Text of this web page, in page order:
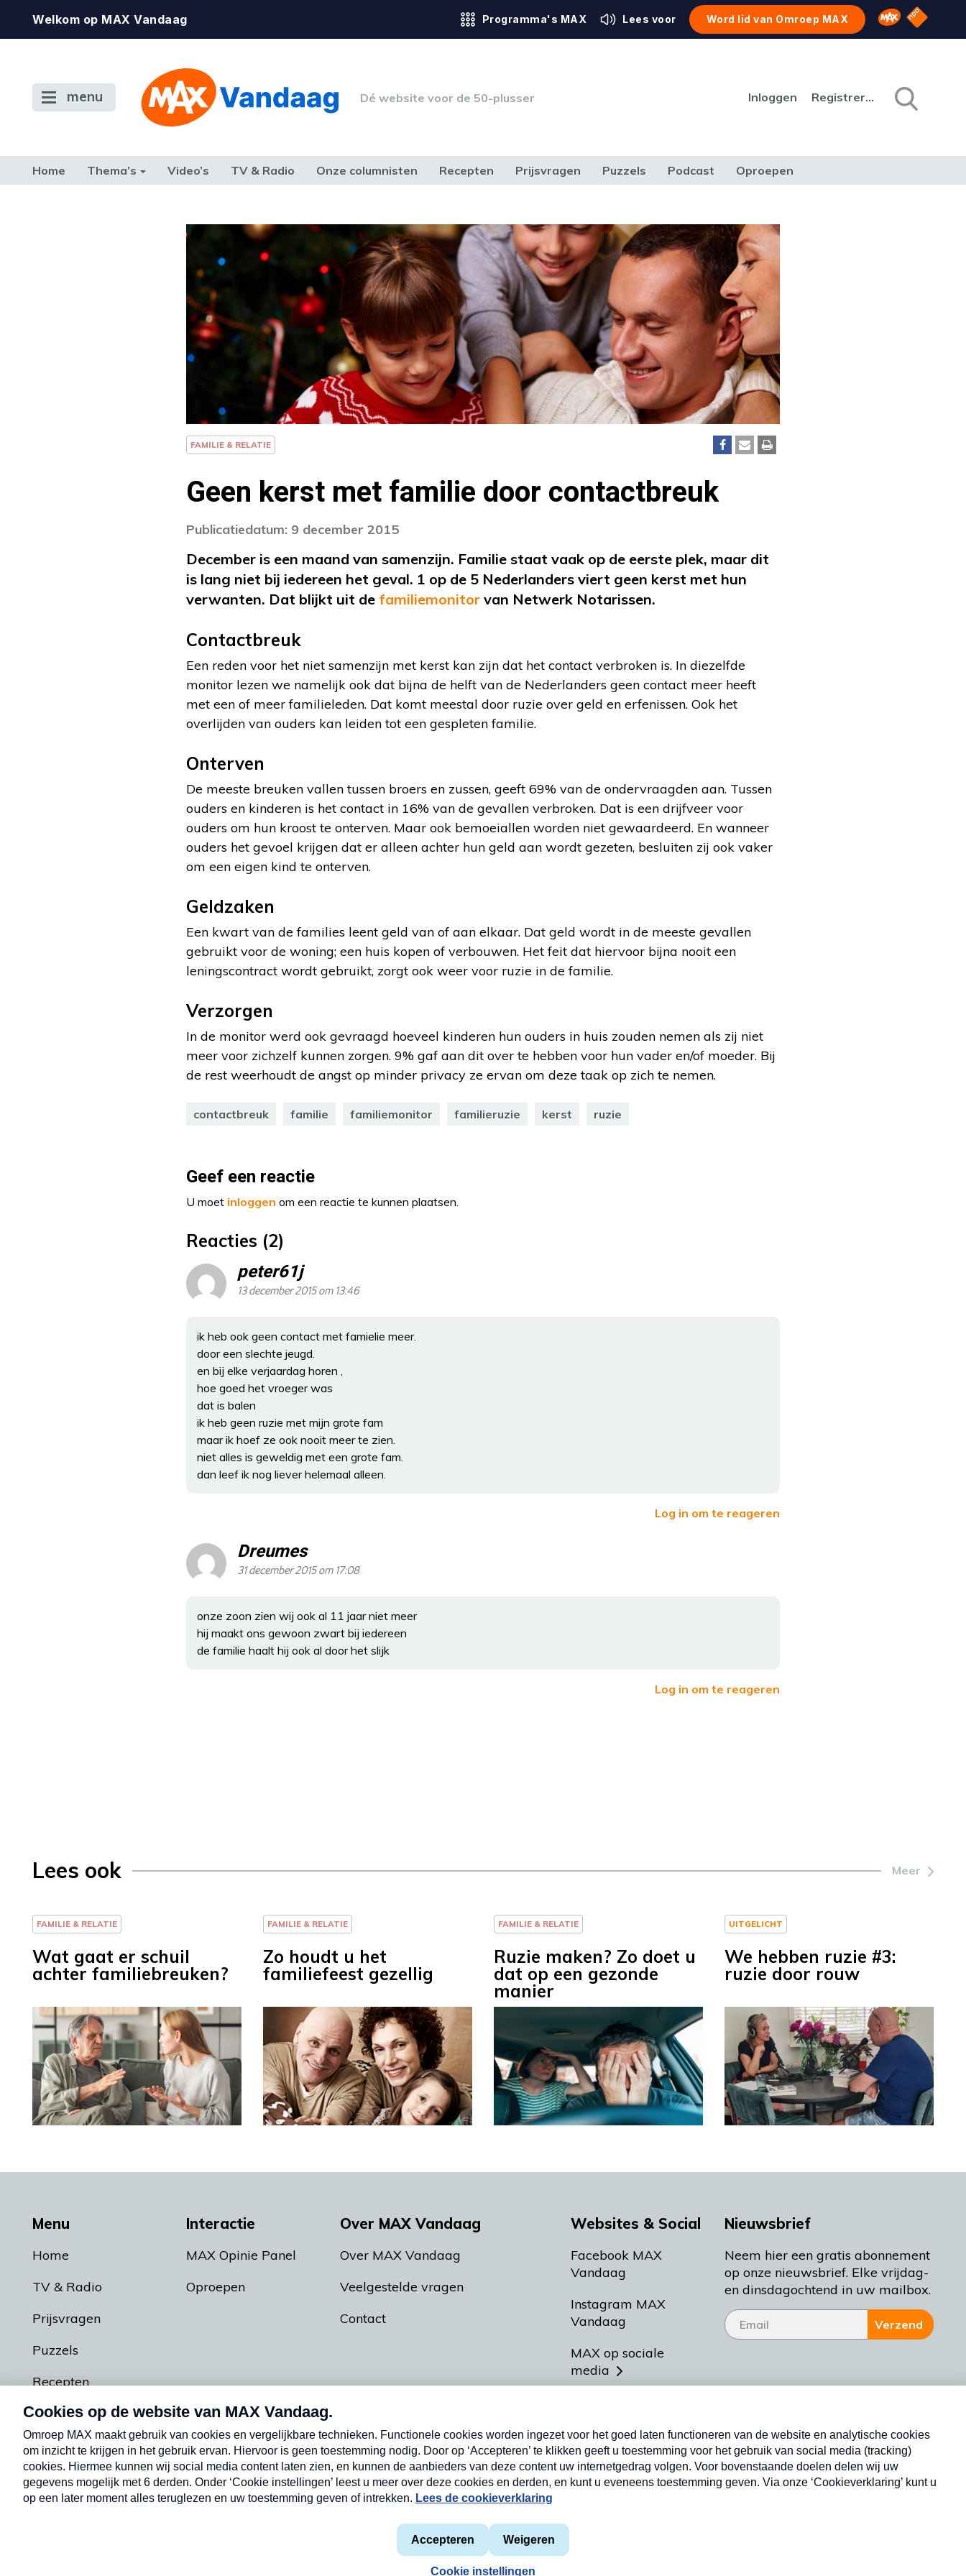
Welkom op MAX Vandaag Programma's MAX Lees voor Word lid van Omroep MAX Omroep MAX
NPO
menu Dé website voor de 50-plusser Inloggen Registreren
Home Thema’s Video’s TV & Radio Onze columnisten Recepten Prijsvragen Puzzels Podcast Oproepen
FAMILIE & RELATIE
Geen kerst met familie door contactbreuk
Publicatiedatum: 9 december 2015
December is een maand van samenzijn. Familie staat vaak op de eerste plek, maar dit
is lang niet bij iedereen het geval. 1 op de 5 Nederlanders viert geen kerst met hun
verwanten. Dat blijkt uit de familiemonitor van Netwerk Notarissen.
Contactbreuk
Een reden voor het niet samenzijn met kerst kan zijn dat het contact verbroken is. In diezelfde
monitor lezen we namelijk ook dat bijna de helft van de Nederlanders geen contact meer heeft
met een of meer familieleden. Dat komt meestal door ruzie over geld en erfenissen. Ook het
overlijden van ouders kan leiden tot een gespleten familie.
Onterven
De meeste breuken vallen tussen broers en zussen, geeft 69% van de ondervraagden aan. Tussen
ouders en kinderen is het contact in 16% van de gevallen verbroken. Dat is een drijfveer voor
ouders om hun kroost te onterven. Maar ook bemoeiallen worden niet gewaardeerd. En wanneer
ouders het gevoel krijgen dat er alleen achter hun geld aan wordt gezeten, besluiten zij ook vaker
om een eigen kind te onterven.
Geldzaken
Een kwart van de families leent geld van of aan elkaar. Dat geld wordt in de meeste gevallen
gebruikt voor de woning; een huis kopen of verbouwen. Het feit dat hiervoor bijna nooit een
leningscontract wordt gebruikt, zorgt ook weer voor ruzie in de familie.
Verzorgen
In de monitor werd ook gevraagd hoeveel kinderen hun ouders in huis zouden nemen als zij niet
meer voor zichzelf kunnen zorgen. 9% gaf aan dit over te hebben voor hun vader en/of moeder. Bij
de rest weerhoudt de angst op minder privacy ze ervan om deze taak op zich te nemen.
contactbreuk familie familiemonitor familieruzie kerst ruzie
Geef een reactie
U moet inloggen om een reactie te kunnen plaatsen.
Reacties (2)
peter61j
13 december 2015 om 13:46
ik heb ook geen contact met famielie meer.
door een slechte jeugd.
en bij elke verjaardag horen ,
hoe goed het vroeger was
dat is balen
ik heb geen ruzie met mijn grote fam
maar ik hoef ze ook nooit meer te zien.
niet alles is geweldig met een grote fam.
dan leef ik nog liever helemaal alleen.
Log in om te reageren
Dreumes
31 december 2015 om 17:08
onze zoon zien wij ook al 11 jaar niet meer
hij maakt ons gewoon zwart bij iedereen
de familie haalt hij ook al door het slijk
Log in om te reageren
Lees ook Meer
FAMILIE & RELATIE
Wat gaat er schuil
achter familiebreuken?
FAMILIE & RELATIE
Zo houdt u het
familiefeest gezellig
FAMILIE & RELATIE
Ruzie maken? Zo doet u
dat op een gezonde
manier
UITGELICHT
We hebben ruzie #3:
ruzie door rouw
Menu
Home
TV & Radio
Prijsvragen
Puzzels
Recepten
Podcasts
Interactie
MAX Opinie Panel
Oproepen
Over MAX Vandaag
Over MAX Vandaag
Veelgestelde vragen
Contact
Websites & Social
Facebook MAX
Vandaag
Instagram MAX
Vandaag
MAX op sociale
media
Meldpunt Actueel
Heel Holland Bakt
Nieuwsbrief
Neem hier een gratis abonnement
op onze nieuwsbrief. Elke vrijdag-
en dinsdagochtend in uw mailbox.
Verzend
Privacyverklaring
Cookieverklaring
Nieuwsbrief
Neem hier een gratis abonnement op onze